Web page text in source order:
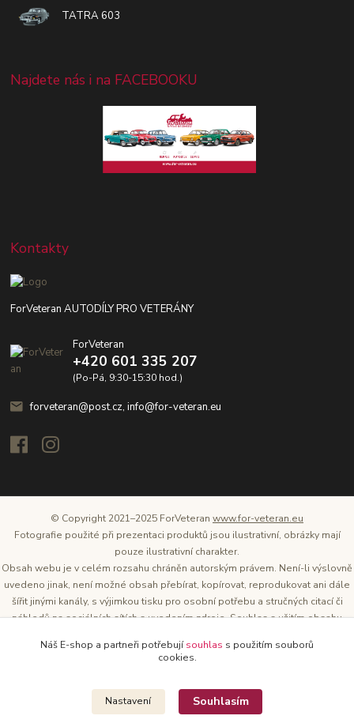
TATRA 603
Najdete nás i na FACEBOOKU
Kontakty
ForVeteran AUTODÍLY PRO VETERÁNY
ForVeteran
+420 601 335 207
(Po-Pá, 9:30-15:30 hod.)
forveteran@post.cz, info@for-veteran.eu
© Copyright 2021–2025 ForVeteran www.for-veteran.eu
Fotografie použité při prezentaci produktů jsou ilustrativní, obrázky mají
pouze ilustrativní charakter.
Obsah webu je v celém rozsahu chráněn autorským právem. Není-li výslovně
uvedeno jinak, není možné obsah přebírat, kopírovat, reprodukovat ani dále
šířit jinými kanály, s výjimkou tisku pro osobní potřebu a stručných citací či
náhledů na sociálních sítích s uvedením zdroje. Souhlas s užitím obsahu
těchto webových stránek je Tomáš Oršel.
Náš E-shop a partneři potřebujísouhlas s použitím souborů
cookies.
Nastavení Souhlasím